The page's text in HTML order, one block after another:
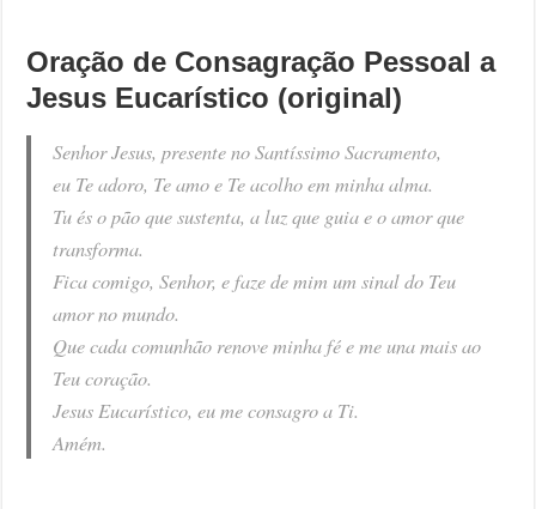
Oração de Consagração Pessoal a
Jesus Eucarístico (original)
Senhor Jesus, presente no Santíssimo Sacramento,
eu Te adoro, Te amo e Te acolho em minha alma.
Tu és o pão que sustenta, a luz que guia e o amor que
transforma.
Fica comigo, Senhor, e faze de mim um sinal do Teu
amor no mundo.
Que cada comunhão renove minha fé e me una mais ao
Teu coração.
Jesus Eucarístico, eu me consagro a Ti.
Amém.